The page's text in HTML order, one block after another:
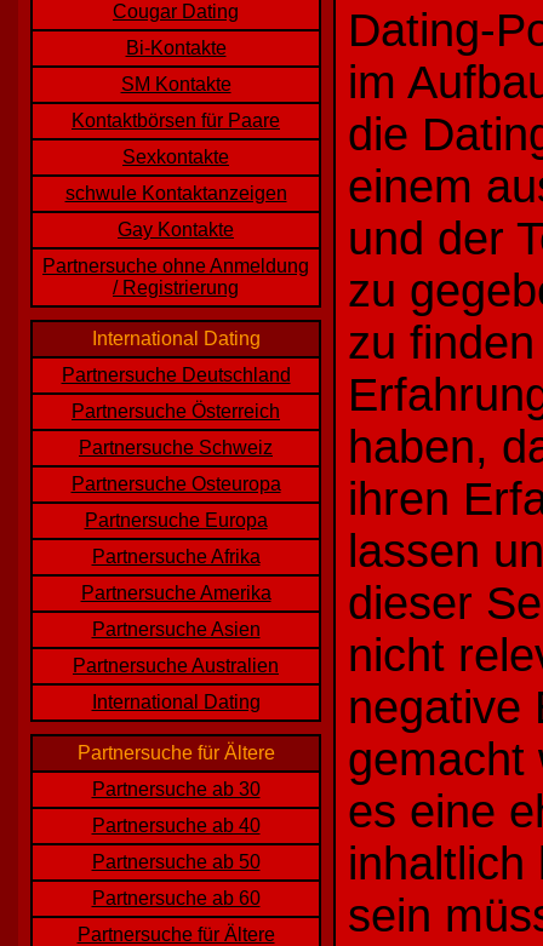
Cougar Dating
Bi-Kontakte
SM Kontakte
Kontaktbörsen für Paare
Sexkontakte
schwule Kontaktanzeigen
Gay Kontakte
Partnersuche ohne Anmeldung
/ Registrierung
International Dating
Partnersuche Deutschland
Partnersuche Österreich
Partnersuche Schweiz
Partnersuche Osteuropa
Partnersuche Europa
Partnersuche Afrika
Partnersuche Amerika
Partnersuche Asien
Partnersuche Australien
International Dating
Partnersuche für Ältere
Partnersuche ab 30
Partnersuche ab 40
Partnersuche ab 50
Partnersuche ab 60
Partnersuche für Ältere
Dating-
im
die
einem
und der
zu
zu
haben,
ihren
lassen
dieser
nicht
negative
gemacht
es eine
inhaltlich
sein